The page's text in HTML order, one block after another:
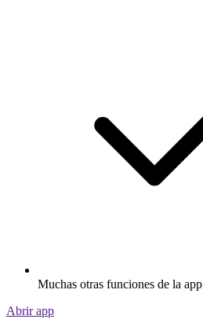
Muchas otras funciones de la app
Abrir app